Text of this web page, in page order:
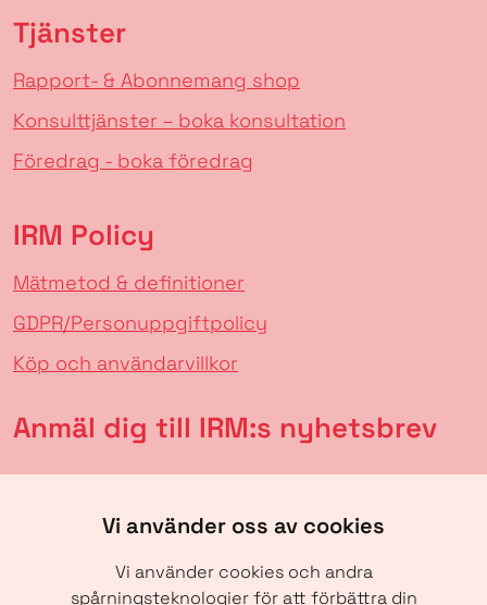
Vi använder oss av cookies
Vi använder cookies och andra
spårningsteknologier för att förbättra din
Tjänster
Rapport- & Abonnemang shop
Konsulttjänster – boka konsultation
Föredrag - boka föredrag
IRM Policy
Mätmetod & definitioner
GDPR/Personuppgiftpolicy
Köp och användarvillkor
Anmäl dig till IRM:s nyhetsbrev